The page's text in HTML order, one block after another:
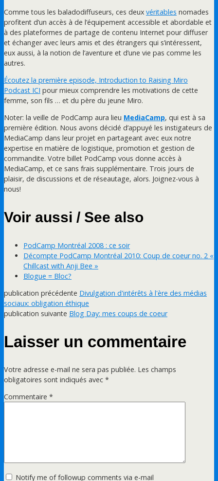
Comme tous les baladodiffuseurs, ces deux véritables nomades
profitent d’un accès à de l’équipement accessible et abordable et
à des plateformes de partage de contenu Internet pour diffuser
et échanger avec leurs amis et des étrangers qui s’intéressent,
eux aussi, à la notion de l’aventure et d’une vie pas comme les
autres.
Écoutez la première episode, Introduction to Raising Miro
Podcast ICI pour mieux comprendre les motivations de cette
femme, son fils … et du père du jeune Miro.
Noter: la veille de PodCamp aura lieu MediaCamp, qui est à sa
première édition. Nous avons décidé d’appuyé les instigateurs de
MediaCamp dans leur projet en partageant avec eux notre
expertise en matière de logistique, promotion et gestion de
commandite. Votre billet PodCamp vous donne accès à
MediaCamp, et ce sans frais supplémentaire. Trois jours de
plaisir, de discussions et de réseautage, alors. Joignez-vous à
nous!
Voir aussi / See also
PodCamp Montréal 2008 : ce soir
Décompte PodCamp Montréal 2010: Coup de coeur no. 2 «
Chillcast with Anji Bee »
Blogue = Bloc?
publication précédente Divulgation d'intérêts à l'ère des médias
sociaux: obligation éthique
publication suivante Blog Day: mes coups de coeur
Laisser un commentaire
Votre adresse e-mail ne sera pas publiée. Les champs
obligatoires sont indiqués avec *
Commentaire *
Notify me of followup comments via e-mail